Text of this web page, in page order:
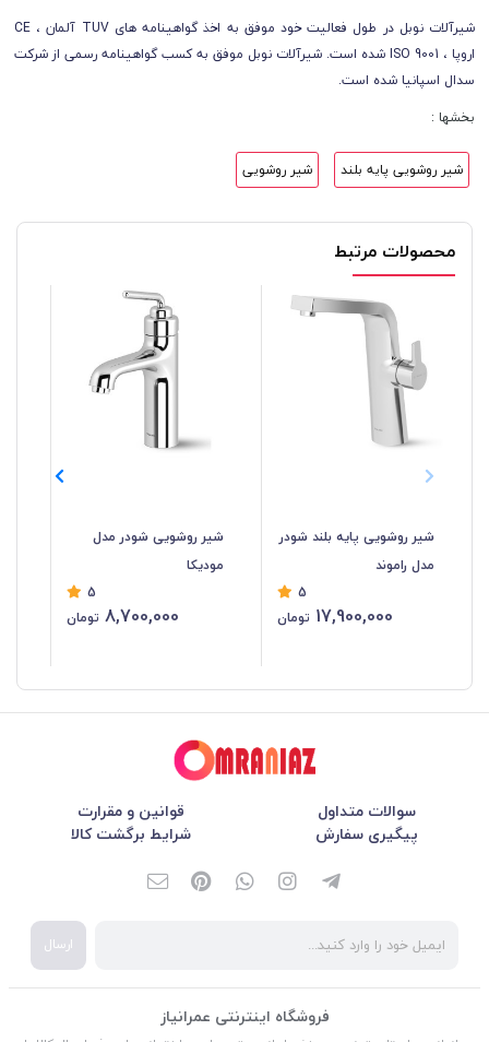
شیرآلات نوبل در طول فعالیت خود موفق به اخذ گواهینامه های TUV آلمان ، CE
اروپا ، ISO 9001 شده است. شیرآلات نوبل موفق به کسب گواهینامه رسمی از شرکت
سدال اسپانیا شده است.
بخشها :
شیر روشویی پایه بلند شیر روشویی
محصولات مرتبط
شیر روشویی پایه بلند شودر
مدل راموند
5
17,900,000 تومان
شیر روشویی شودر مدل
مودیکا
5
8,700,000 تومان
سوالات متداول
قوانین و مقرارت
پیگیری سفارش
شرایط برگشت کالا
ارسال
فروشگاه اینترنتی عمرانیاز